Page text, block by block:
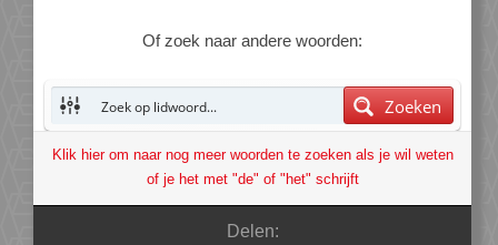
Of zoek naar andere woorden:
Zoeken
Klik hier om naar nog meer woorden te zoeken als je wil weten
of je het met "de" of "het" schrijft
Delen: